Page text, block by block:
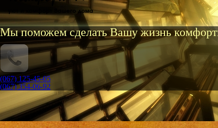
Мы поможем сделать Вашу жизнь
(067) 125-45-05
(067) 354-06-92